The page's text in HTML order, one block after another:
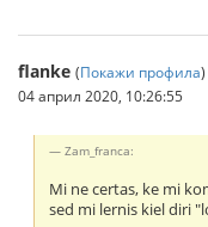
flanke (Покажи профила)
04 април 2020, 10:26:55
Zam_franca:
Mi ne certas, ke mi
sed mi lernis kiel diri